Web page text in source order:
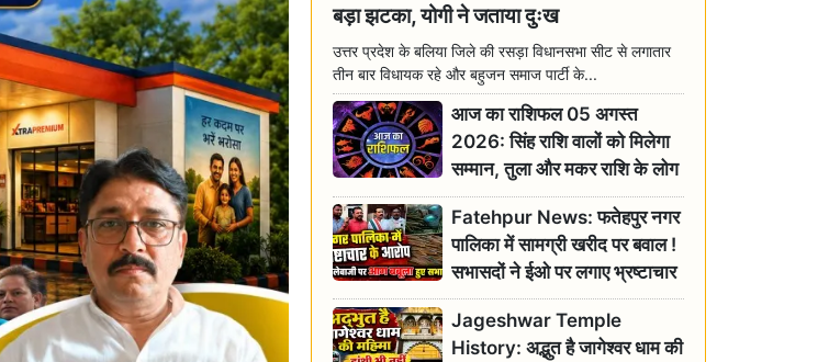
बड़ा झटका, योगी ने जताया दुःख
उत्तर प्रदेश के बलिया जिले की रसड़ा विधानसभा सीट से लगातार
तीन बार विधायक रहे और बहुजन समाज पार्टी के...
आज का राशिफल 05 अगस्त
2026: सिंह राशि वालों को मिलेगा
सम्मान, तुला और मकर राशि के लोग
रहें सतर्क
Fatehpur News: फतेहपुर नगर
पालिका में सामग्री खरीद पर बवाल !
सभासदों ने ईओ पर लगाए भ्रष्टाचार
के गंभीर आरोप
Jageshwar Temple
History: अद्भुत है जागेश्वर धाम की